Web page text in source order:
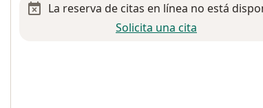
La reserva de citas en línea no está
Solicita una cita